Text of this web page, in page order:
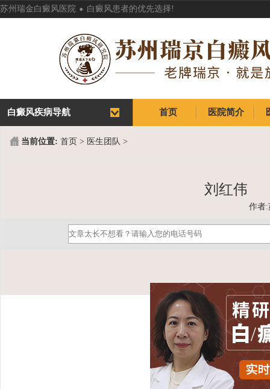
苏州瑞金白癜风医院 . 白癜风患者的优先选择!
首页 医院简介
白癜风疾病导航
当前位置: 首页 > 医生团队 >
刘红伟
作者: